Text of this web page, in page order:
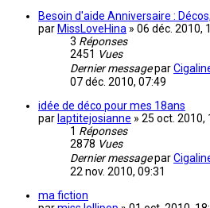
Besoin d'aide Anniversaire :
par MissLoveHina » 06 déc. 2010,
3 Réponses
2451 Vues
Dernier messagepar
07 déc. 2010, 07:49
idée de déco pour mes 18ans
par laptitejosianne » 25 oct. 2010,
1 Réponses
2878 Vues
Dernier messagepar
22 nov. 2010, 09:31
ma fiction